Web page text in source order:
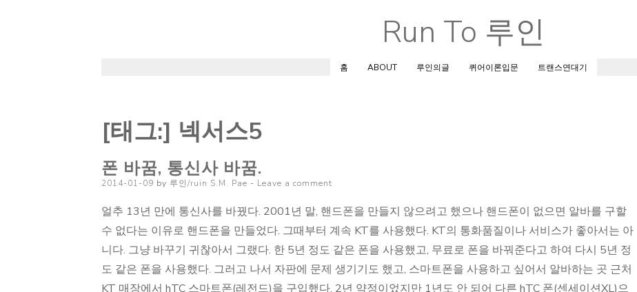
Skip
to
content
Run To 루인
홈 ABOUT 루인의글 퀴어이론입문 트랜스연대기
[태그:] 넥서스5
폰 바꿈, 통신사 바꿈.
Posted
2014-01-09 by 루인/ruin S.M. Pae Leave a comment
얼추 13년 만에 통신사를 바꿨다. 2001년 말, 핸드폰을 만들지 않으려고 했으나 핸드폰이 없으면 알바를 구할
수 없다는 이유로 핸드폰을 만들었다. 그때부터 계속 KT를 사용했다. KT의 통화품질이나 서비스가 좋아서는 아
니다. 그냥 바꾸기 귀찮아서 그랬다. 한 5년 정도 같은 폰을 사용했고, 무료로 폰을 바꿔준다고 하여 다시 5년 정
도 같은 폰을 사용했다. 그러고 나서 자판에 문제 생기기도 했고, 스마트폰을 사용하고 싶어서 알바하는 곳 근처
KT 매장에서 hTC 스마트폰(레전드)을 구입했다. 2년 약정이었지만 1년도 안 되어 다른 hTC 폰(센세이션XL)으